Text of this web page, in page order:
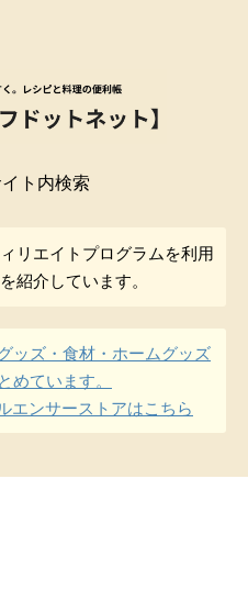
ト内検索
リエイトプログラムを利用
紹介しています。
ッズ・食材・ホームグッズ
めています。
エンサーストアはこちら